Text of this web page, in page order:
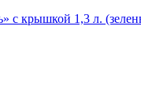
с крышкой 1,3 л.